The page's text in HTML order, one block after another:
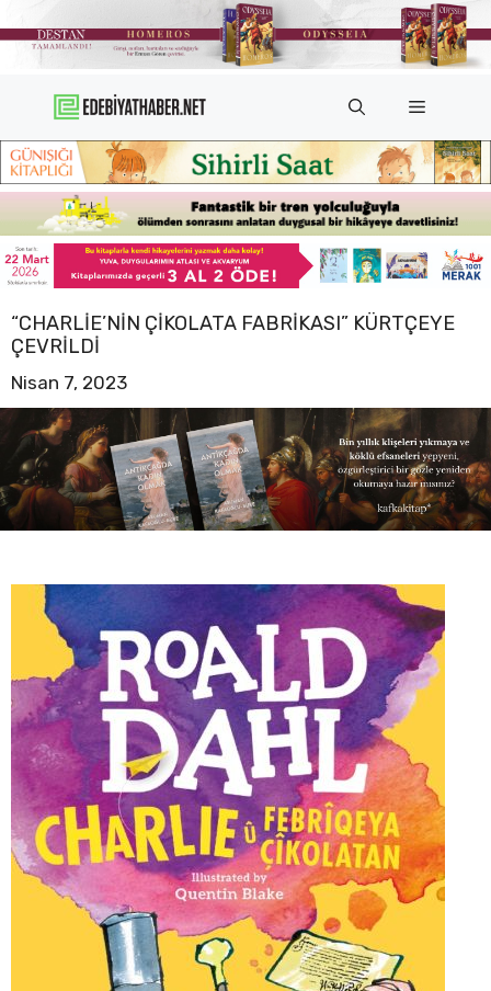
atla
Menü
“CHARLIE’NIN ÇIKOLATA FABRIKASI” KÜRTÇEYE
ÇEVRILDI
Nisan 7, 2023